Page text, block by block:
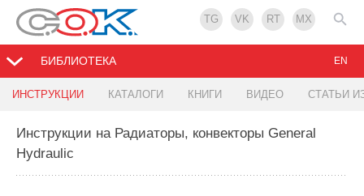
TG VK RT MX
БИБЛИОТЕКА
ИНСТРУКЦИИ КАТАЛОГИ КНИГИ ВИДЕО СТАТЬИ
EN
Инструкции на Радиаторы, конвекторы General
Hydraulic